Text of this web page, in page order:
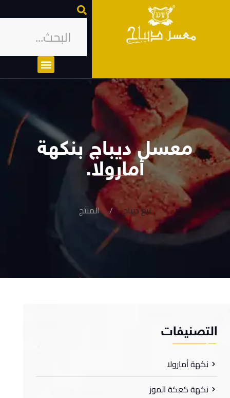
معسل ديباج بنكهة
أمارولا.
تبغ ديباج المنتج
نكهة أمارولا
نكهة كعكة الموز